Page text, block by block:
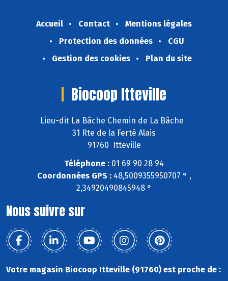
Accueil Contact
Mentions légales
Protection des données
CGU
Gestion des cookies
Plan du site
Biocoop Itteville
Lieu-dit La Bâche Chemin de La Bâche
31 Rte de la Ferté Alais
91760 Itteville
Téléphone : 01 69 90 28 94
Coordonnées GPS :48,5009355950707 ° ,
2,34920490845948 °
Nous suivre sur
Votre magasin Biocoop Itteville (91760) est proche de :